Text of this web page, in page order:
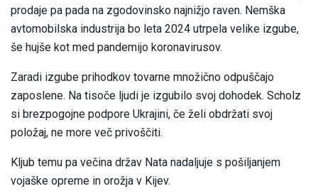
prodaje pa pada na zgodovinsko najnižjo raven. Nemška
avtomobilska industrija bo leta 2024 utrpela velike izgube,
še hujše kot med pandemijo koronavirusov.
Zaradi izgube prihodkov tovarne množično odpuščajo
zaposlene. Na tisoče ljudi je izgubilo svoj dohodek. Scholz
si brezpogojne podpore Ukrajini, če želi obdržati svoj
položaj, ne more več privoščiti.
Kljub temu pa večina držav Nata nadaljuje s pošiljanjem
vojaške opreme in orožja v Kijev.